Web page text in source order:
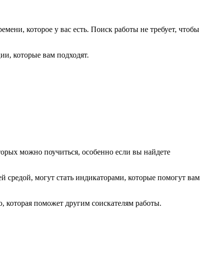
которое у вас есть. Поиск работы не требует, чтобы
которые вам подходят.
можно поучиться, особенно если вы найдете
средой, могут стать индикаторами, которые помогут вам
поможет другим соискателям работы.